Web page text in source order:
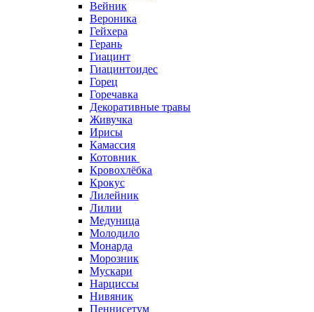
Вейник
Вероника
Гейхера
Герань
Гиацинт
Гиацинтоидес
Горец
Горечавка
Декоративные травы
Живучка
Ирисы
Камассия
Котовник
Кровохлёбка
Крокус
Лилейник
Лилии
Медуница
Молодило
Монарда
Морозник
Мускари
Нарциссы
Нивяник
Пеннисетум